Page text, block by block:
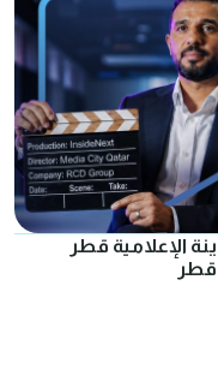
الإعلامية قطر